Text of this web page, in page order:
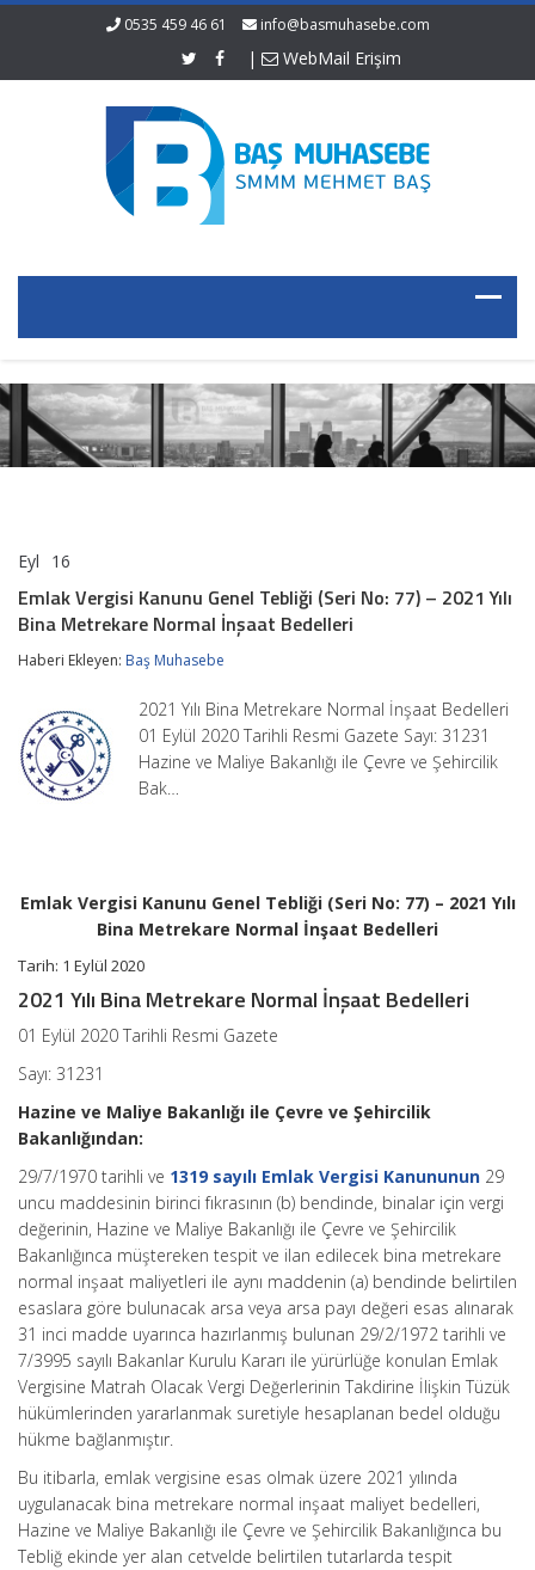
0535 459 46 61 info@basmuhasebe.com
| WebMail Erişim
Eyl 16
Kanunu
Genel
(Seri
–
2021
Yılı
Bina
Emlak Vergisi Kanunu Genel Tebliği (Seri No: 77) – 2021 Yılı
Bina Metrekare Normal İnşaat Bedelleri
Haberi Ekleyen: Baş Muhasebe
2021 Yılı Bina Metrekare Normal İnşaat Bedelleri
01 Eylül 2020 Tarihli Resmi Gazete Sayı: 31231
Hazine ve Maliye Bakanlığı ile Çevre ve Şehircilik
Bak…
Emlak Vergisi Kanunu Genel Tebliği (Seri No: 77) – 2021 Yılı
Bina Metrekare Normal İnşaat Bedelleri
Tarih: 1 Eylül 2020
2021 Yılı Bina Metrekare Normal İnşaat Bedelleri
01 Eylül 2020 Tarihli Resmi Gazete
Sayı: 31231
Hazine ve Maliye Bakanlığı ile Çevre ve Şehircilik
Bakanlığından:
29/7/1970 tarihli ve 1319 sayılı Emlak Vergisi Kanununun 29
uncu maddesinin birinci fıkrasının (b) bendinde, binalar için vergi
değerinin, Hazine ve Maliye Bakanlığı ile Çevre ve Şehircilik
Bakanlığınca müştereken tespit ve ilan edilecek bina metrekare
normal inşaat maliyetleri ile aynı maddenin (a) bendinde belirtilen
esaslara göre bulunacak arsa veya arsa payı değeri esas alınarak
31 inci madde uyarınca hazırlanmış bulunan 29/2/1972 tarihli ve
7/3995 sayılı Bakanlar Kurulu Kararı ile yürürlüğe konulan Emlak
Vergisine Matrah Olacak Vergi Değerlerinin Takdirine İlişkin Tüzük
hükümlerinden yararlanmak suretiyle hesaplanan bedel olduğu
hükme bağlanmıştır.
Bu itibarla, emlak vergisine esas olmak üzere 2021 yılında
uygulanacak bina metrekare normal inşaat maliyet bedelleri,
Hazine ve Maliye Bakanlığı ile Çevre ve Şehircilik Bakanlığınca bu
Tebliğ ekinde yer alan cetvelde belirtilen tutarlarda tespit